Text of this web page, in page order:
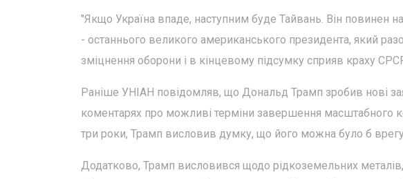
"Якщо Україна впаде, наступним буде Тайвань. Він повинен
- останнього великого американського президента, який
зміцнення оборони і в кінцевому підсумку сприяв краху
Раніше УНІАН повідомляв, що Дональд Трамп зробив нові
коментарях про можливі терміни завершення масштабного
три роки, Трамп висловив думку, що його можна було б
Додатково, Трамп висловився щодо рідкоземельних